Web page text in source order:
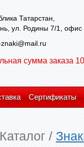
Татарстан,
ул. Родины 7/1, офис
сумма заказа
Сертификаты
Каталог /